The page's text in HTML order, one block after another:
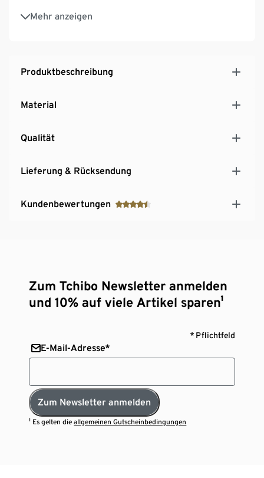
Mehr anzeigen
Ein-/Ausschalter am Kabel
Mit Netzstecker, Kabellänge 2 m
Produktbeschreibung
Material
Qualität
Lieferung & Rücksendung
Kundenbewertungen
Zum Tchibo Newsletter anmelden
und 10% auf viele Artikel sparen¹
* Pflichtfeld
E-Mail-Adresse*
Zum Newsletter anmelden
¹ Es gelten dieallgemeinen Gutscheinbedingungen